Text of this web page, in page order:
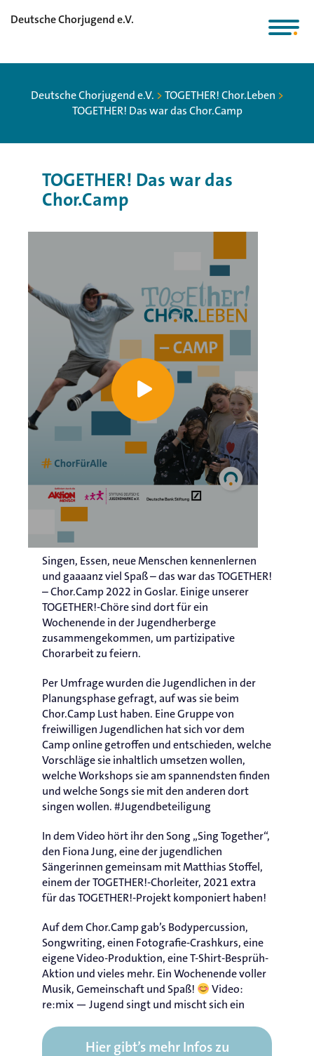
Deutsche Chorjugend e.V.
Deutsche Chorjugend e.V. >TOGETHER! Chor.Leben >
TOGETHER! Das war das Chor.Camp
TOGETHER! Das war das
Chor.Camp
Singen, Essen, neue Menschen kennenlernen
und gaaaanz viel Spaß – das war das TOGETHER!
– Chor.Camp 2022 in Goslar. Einige unserer
TOGETHER!-Chöre sind dort für ein
Wochenende in der Jugendherberge
zusammengekommen, um partizipative
Chorarbeit zu feiern.
Per Umfrage wurden die Jugendlichen in der
Planungsphase gefragt, auf was sie beim
Chor.Camp Lust haben. Eine Gruppe von
freiwilligen Jugendlichen hat sich vor dem
Camp online getroffen und entschieden, welche
Vorschläge sie inhaltlich umsetzen wollen,
welche Workshops sie am spannendsten finden
und welche Songs sie mit den anderen dort
singen wollen. #Jugendbeteiligung
In dem Video hört ihr den Song „Sing Together“,
den Fiona Jung, eine der jugendlichen
Sängerinnen gemeinsam mit Matthias Stoffel,
einem der TOGETHER!-Chorleiter, 2021 extra
für das TOGETHER!-Projekt komponiert haben!
Auf dem Chor.Camp gab’s Bodypercussion,
Songwriting, einen Fotografie-Crashkurs, eine
eigene Video-Produktion, eine T-Shirt-Besprüh-
Aktion und vieles mehr. Ein Wochenende voller
Musik, Gemeinschaft und Spaß!
Video:
re:mix — Jugend singt und mischt sich ein
Hier gibt’s mehr Infos zu